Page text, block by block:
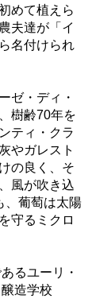
めて植えら
夫達が「イ
名付けられ
ゼ・ディ・
樹齢70年を
ティ・クラ
やガレスト
の良く、そ
風が吹き込
、葡萄は太陽
守るミクロ
るユーリ・
造学校